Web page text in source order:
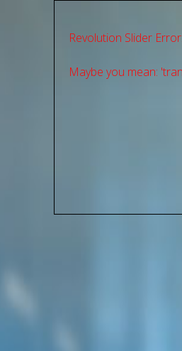
Revolution Slider
Maybe you mean: